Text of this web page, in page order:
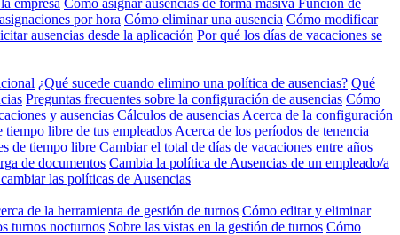
por hora Cómo eliminar una ausencia Cómo modificar
ausencias desde la aplicación Por qué los días de vacaciones se
¿Qué sucede cuando elimino una política de ausencias? Qué
Preguntas frecuentes sobre la configuración de ausencias Cómo
y ausencias Cálculos de ausencias Acerca de la configuración
libre de tus empleados Acerca de los períodos de tenencia
de tiempo libre Cambiar el total de días de vacaciones entre años
de documentos Cambia la política de Ausencias de un empleado/a
las políticas de Ausencias
de la herramienta de gestión de turnos Cómo editar y eliminar
turnos nocturnos Sobre las vistas en la gestión de turnos Cómo